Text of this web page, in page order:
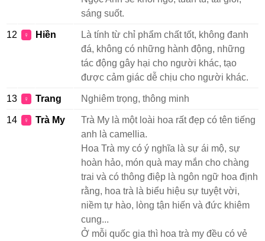
sáng suốt.
12 ♀ Hiền
Là tính từ chỉ phẩm chất tốt, không đanh
đá, không có những hành động, những
tác động gây hại cho người khác, tạo
được cảm giác dễ chịu cho người khác.
13 ♀ Trang Nghiêm trọng, thông minh
14 ♀ Trà My
Trà My là một loài hoa rất đẹp có tên tiếng
anh là camellia.
Hoa Trà my có ý nghĩa là sự ái mộ, sự
hoàn hảo, món quà may mắn cho chàng
trai và có thông điệp là ngôn ngữ hoa định
rằng, hoa trà là biểu hiệu sự tuyệt vời,
niềm tự hào, lòng tận hiến và đức khiêm
cung...
Ở mỗi quốc gia thì hoa trà my đều có vẻ